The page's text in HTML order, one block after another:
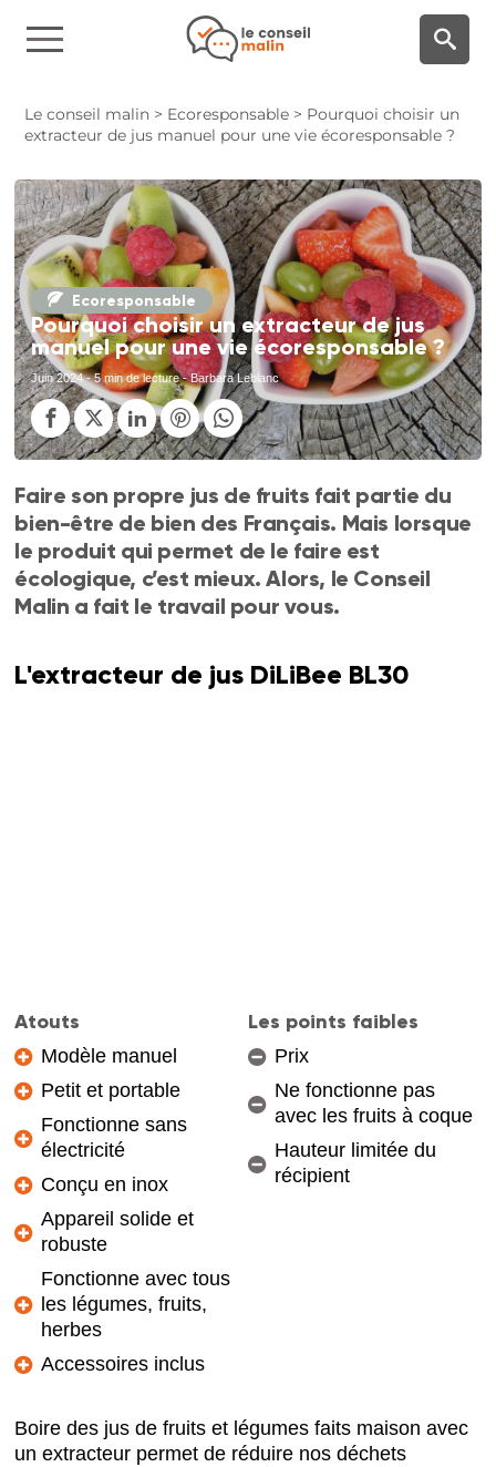
Le conseil malin > Ecoresponsable > Pourquoi choisir un
extracteur de jus manuel pour une vie écoresponsable ?
Ecoresponsable
Pourquoi choisir un extracteur de jus
manuel pour une vie écoresponsable ?
Juin 2024- 5 min de lecture - Barbara Leblanc
Faire son propre jus de fruits fait partie du
bien-être de bien des Français. Mais lorsque
le produit qui permet de le faire est
écologique, c’est mieux. Alors, le Conseil
Malin a fait le travail pour vous.
L'extracteur de jus DiLiBee BL30
Atouts
Modèle manuel
Petit et portable
Fonctionne sans
électricité
Conçu en inox
Appareil solide et
robuste
Fonctionne avec tous
les légumes, fruits,
herbes
Accessoires inclus
Les points faibles
Prix
Ne fonctionne pas
avec les fruits à coque
Hauteur limitée du
récipient
Boire des jus de fruits et légumes faits maison avec
un extracteur permet de réduire nos déchets